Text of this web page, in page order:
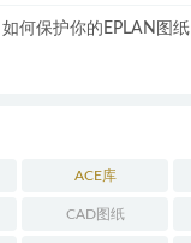
如何保护你的EPLAN图纸
ACE库
CAD图纸